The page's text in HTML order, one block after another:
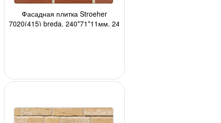
Фасадная плитка Stroeher
7020(415) breda, 240*71*11мм, 24